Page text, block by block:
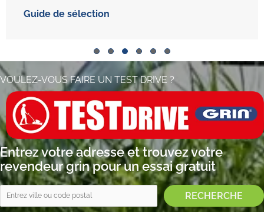
Slide group 1
Slide group 2
Slide group 3
Slide group 4
Slide group 5
Slide group 6
VOULEZ-VOUS FAIRE UN TEST DRIVE ?
Entrez votre adresse et trouvez votre
revendeur grin pour un essai gratuit